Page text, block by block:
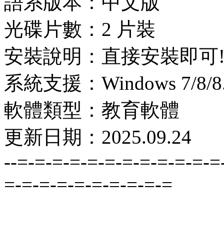
光碟片數：2 片裝
安裝說明：直接安裝即可
系統支援：Windows 7/8/
軟體類型：教育軟體
更新日期：2025.09.24
--=-=-=-=-=-=-=-=-=-=-=-
=-=-=-=-=-=-=-=-=-=